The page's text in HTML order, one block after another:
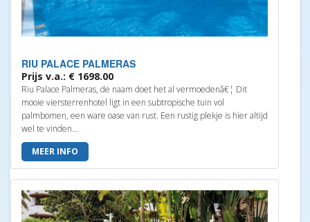
RIU PALACE PALMERAS
Prijs v.a.: € 1698.00
Riu Palace Palmeras, de naam doet het al vermoedenâ€¦ Dit
mooie viersterrenhotel ligt in een subtropische tuin vol
palmbomen, een ware oase van rust. Een rustig plekje is hier altijd
wel te vinden...
MEER INFO